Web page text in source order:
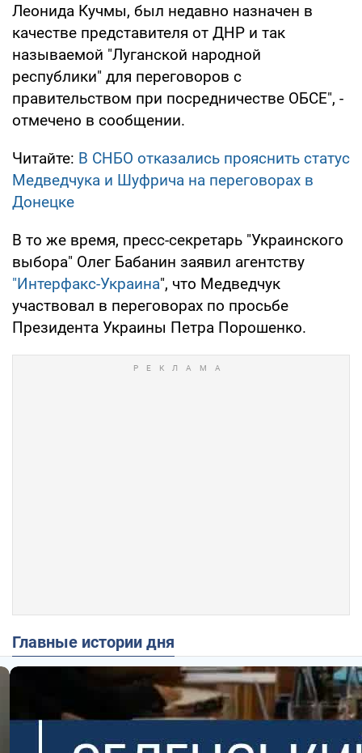
Леонида Кучмы, был недавно назначен в
качестве представителя от ДНР и так
называемой "Луганской народной
республики" для переговоров с
правительством при посредничестве ОБСЕ", -
отмечено в сообщении.
Читайте: В СНБО отказались прояснить статус
Медведчука и Шуфрича на переговорах в
Донецке
В то же время, пресс-секретарь "Украинского
выбора" Олег Бабанин заявил агентству
"Интерфакс-Украина", что Медведчук
участвовал в переговорах по просьбе
Президента Украины Петра Порошенко.
Главные истории дня